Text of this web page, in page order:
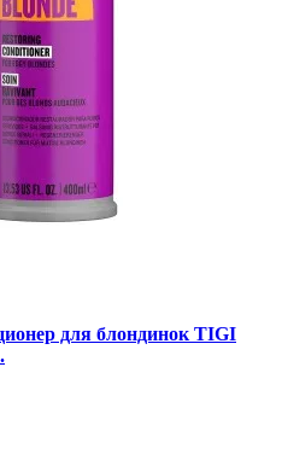
для блондинок TIGI